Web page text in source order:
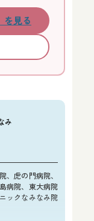
を見る
み
、虎の門病院、
病院、東大病院
ックなみなみ院